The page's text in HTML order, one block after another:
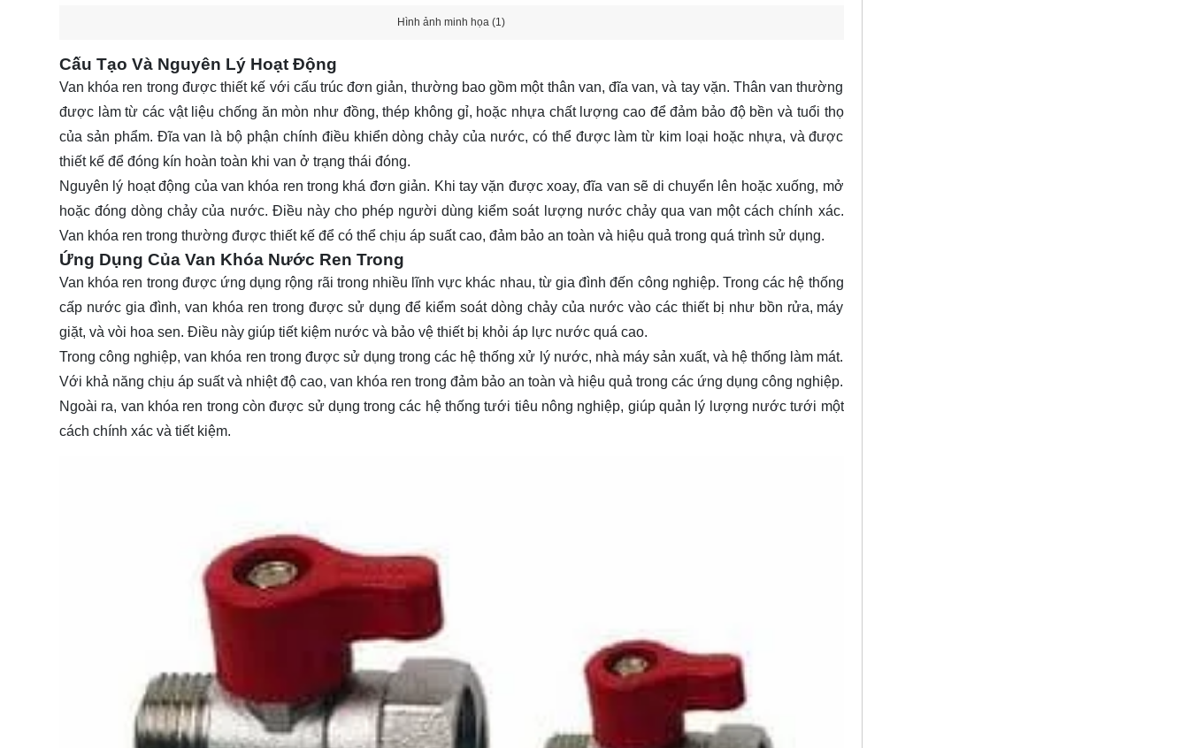
Hình ảnh minh họa (1)
Cấu Tạo Và Nguyên Lý Hoạt Động
Van khóa ren trong được thiết kế với cấu trúc đơn giản, thường bao gồm một thân van, đĩa van, và tay vặn. Thân van thường
được làm từ các vật liệu chống ăn mòn như đồng, thép không gỉ, hoặc nhựa chất lượng cao để đảm bảo độ bền và tuổi thọ
của sản phẩm. Đĩa van là bộ phận chính điều khiển dòng chảy của nước, có thể được làm từ kim loại hoặc nhựa, và được
thiết kế để đóng kín hoàn toàn khi van ở trạng thái đóng.
Nguyên lý hoạt động của van khóa ren trong khá đơn giản. Khi tay vặn được xoay, đĩa van sẽ di chuyển lên hoặc xuống, mở
hoặc đóng dòng chảy của nước. Điều này cho phép người dùng kiểm soát lượng nước chảy qua van một cách chính xác.
Van khóa ren trong thường được thiết kế để có thể chịu áp suất cao, đảm bảo an toàn và hiệu quả trong quá trình sử dụng.
Ứng Dụng Của Van Khóa Nước Ren Trong
Van khóa ren trong được ứng dụng rộng rãi trong nhiều lĩnh vực khác nhau, từ gia đình đến công nghiệp. Trong các hệ thống
cấp nước gia đình, van khóa ren trong được sử dụng để kiểm soát dòng chảy của nước vào các thiết bị như bồn rửa, máy
giặt, và vòi hoa sen. Điều này giúp tiết kiệm nước và bảo vệ thiết bị khỏi áp lực nước quá cao.
Trong công nghiệp, van khóa ren trong được sử dụng trong các hệ thống xử lý nước, nhà máy sản xuất, và hệ thống làm mát.
Với khả năng chịu áp suất và nhiệt độ cao, van khóa ren trong đảm bảo an toàn và hiệu quả trong các ứng dụng công nghiệp.
Ngoài ra, van khóa ren trong còn được sử dụng trong các hệ thống tưới tiêu nông nghiệp, giúp quản lý lượng nước tưới một
cách chính xác và tiết kiệm.